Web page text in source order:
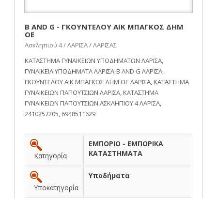
B AND G - ΓΚΟΥΝΤΕΛΟΥ ΑΙΚ ΜΠΑΓΚΟΣ ΔΗΜ
ΟΕ
Ασκληπιού 4 / ΛΑΡΙΣΑ / ΛΑΡΙΣΑΣ
ΚΑΤΑΣΤΗΜΑ ΓΥΝΑΙΚΕΙΩΝ ΥΠΟΔΗΜΑΤΩΝ ΛΑΡΙΣΑ,
ΓΥΝΑΙΚΕΙΑ ΥΠΟΔΗΜΑΤΑ ΛΑΡΙΣΑ-B AND G ΛΑΡΙΣΑ,
ΓΚΟΥΝΤΕΛΟΥ ΑΙΚ ΜΠΑΓΚΟΣ ΔΗΜ ΟΕ ΛΑΡΙΣΑ, ΚΑΤΑΣΤΗΜΑ
ΓΥΝΑΙΚΕΙΩΝ ΠΑΠΟΥΤΣΙΩΝ ΛΑΡΙΣΑ, ΚΑΤΑΣΤΗΜΑ
ΓΥΝΑΙΚΕΙΩΝ ΠΑΠΟΥΤΣΙΩΝ ΑΣΚΛΗΠΙΟΥ 4 ΛΑΡΙΣΑ,
2410257205, 6948511629
Κατηγορία
ΕΜΠΟΡΙΟ - ΕΜΠΟΡΙΚΑ
ΚΑΤΑΣΤΗΜΑΤΑ
Υποκατηγορία
Υποδήματα